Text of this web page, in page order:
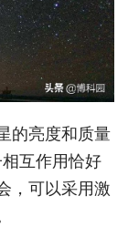
的亮度和质量
互作用恰好
，可以采用激